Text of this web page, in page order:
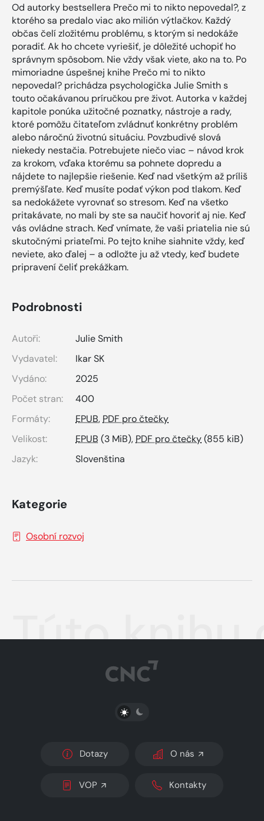
Od autorky bestsellera Prečo mi to nikto nepovedal?, z
ktorého sa predalo viac ako milión výtlačkov. Každý
občas čelí zložitému problému, s ktorým si nedokáže
poradiť. Ak ho chcete vyriešiť, je dôležité uchopiť ho
správnym spôsobom. Nie vždy však viete, ako na to. Po
mimoriadne úspešnej knihe Prečo mi to nikto
nepovedal? prichádza psychologička Julie Smith s
touto očakávanou príručkou pre život. Autorka v každej
kapitole ponúka užitočné poznatky, nástroje a rady,
ktoré pomôžu čitateľom zvládnuť konkrétny problém
alebo náročnú životnú situáciu. Povzbudivé slová
niekedy nestačia. Potrebujete niečo viac – návod krok
za krokom, vďaka ktorému sa pohnete dopredu a
nájdete to najlepšie riešenie. Keď nad všetkým až príliš
premýšľate. Keď musíte podať výkon pod tlakom. Keď
sa nedokážete vyrovnať so stresom. Keď na všetko
pritakávate, no mali by ste sa naučiť hovoriť aj nie. Keď
vás ovládne strach. Keď vnímate, že vaši priatelia nie sú
skutočnými priateľmi. Po tejto knihe siahnite vždy, keď
neviete, ako ďalej – a odložte ju až vtedy, keď budete
pripravení čeliť prekážkam.
Podrobnosti
Autoři:
Julie Smith
Vydavatel:
Ikar SK
Vydáno:
2025
Počet stran:
400
Formáty:
EPUB, PDF pro čtečky
Velikost:
EPUB (3 MiB), PDF pro čtečky(855 kiB)
Jazyk:
Slovenština
Kategorie
Osobní rozvoj
Túto knihu
PŘEPNOUT SVĚTLÝ/TMAVÝ REŽIM
Dotazy O nás
VOP Kontakty